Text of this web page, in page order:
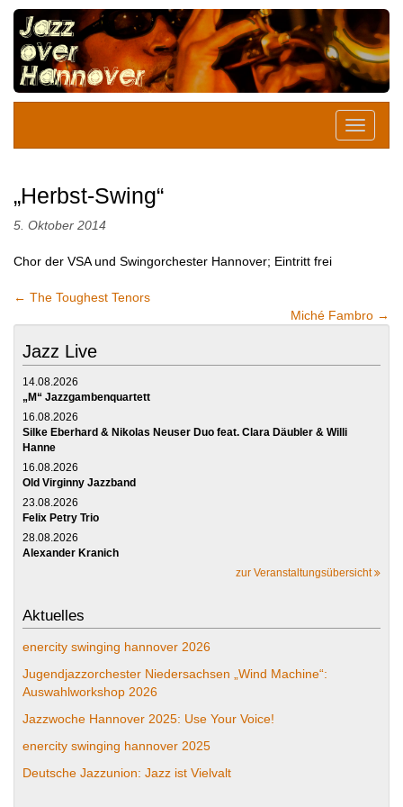
„Herbst-Swing“
5. Oktober 2014
Chor der VSA und Swingorchester Hannover; Eintritt frei
← The Toughest Tenors
Miché Fambro →
Jazz Live
14.08.2026
„M“ Jazzgambenquartett
16.08.2026
Silke Eberhard & Nikolas Neuser Duo feat. Clara Däubler & Willi
Hanne
16.08.2026
Old Virginny Jazzband
23.08.2026
Felix Petry Trio
28.08.2026
Alexander Kranich
zur Veranstaltungsübersicht
Aktuelles
enercity swinging hannover 2026
Jugendjazzorchester Niedersachsen „Wind Machine“:
Auswahlworkshop 2026
Jazzwoche Hannover 2025: Use Your Voice!
enercity swinging hannover 2025
Deutsche Jazzunion: Jazz ist Vielvalt